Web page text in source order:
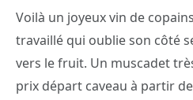
Voilà un joyeux vin de
travaillé qui oublie son côté
vers le fruit. Un muscadet
prix départ caveau à partir